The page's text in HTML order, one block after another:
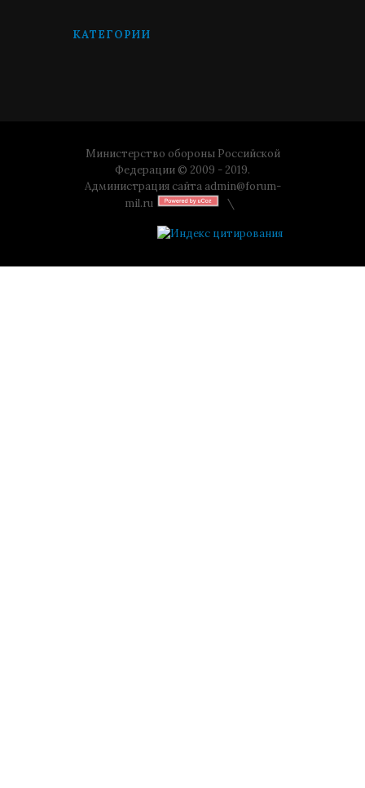
КАТЕГОРИИ
Министерство обороны Российской
Федерации © 2009 - 2019.
Администрация сайта admin@forum-
mil.ru